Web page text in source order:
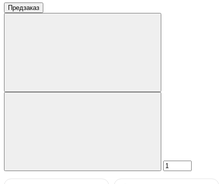
Предзаказ